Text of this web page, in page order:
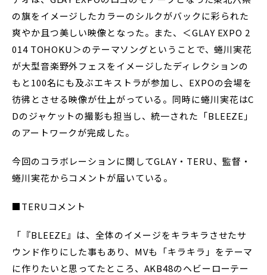
の旗をイメージしたカラーのシルクがバックに彩られた
爽やか且つ美しい映像となった。また、＜GLAY EXPO 2
014 TOHOKU＞のテーマソングということで、蜷川実花
が大型音楽野外フェスをイメージしたディレクションの
もと100名にも及ぶエキストラが参加し、EXPOの会場を
彷彿とさせる映像が仕上がっている。同時に蜷川実花はC
Dのジャケットの撮影も担当し、統一された「BLEEZE」
のアートワークが完成した。
今回のコラボレーションに関してGLAY・TERU、監督・
蜷川実花からコメントが届いている。
■TERUコメント
「『BLEEZE』は、全体のイメージをキラキラさせたサ
ウンド作りにした事もあり、MVも「キラキラ」をテーマ
に作りたいと思ってたところ、AKB48のヘビーローテー